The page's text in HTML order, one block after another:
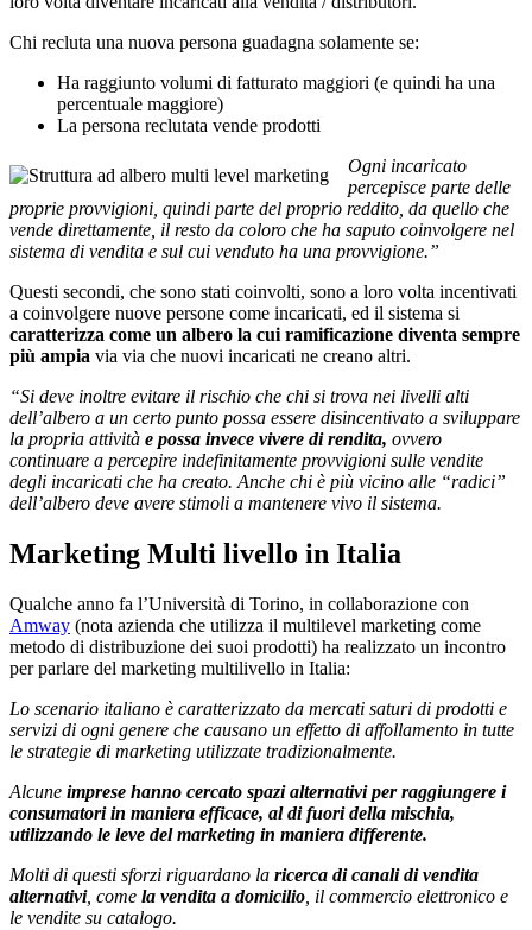
Chi recluta una nuova persona guadagna solamente se:
Ha raggiunto volumi di fatturato maggiori (e quindi ha una
percentuale maggiore)
La persona reclutata vende prodotti
Ogni incaricato
percepisce parte delle
proprie provvigioni, quindi parte del proprio reddito, da quello che
vende direttamente, il resto da coloro che ha saputo coinvolgere nel
sistema di vendita e sul cui venduto ha una provvigione.”
Questi secondi, che sono stati coinvolti, sono a loro volta incentivati
a coinvolgere nuove persone come incaricati, ed il sistema si
caratterizza come un albero la cui ramificazione diventa sempre
più ampia via via che nuovi incaricati ne creano altri.
“Si deve inoltre evitare il rischio che chi si trova nei livelli alti
dell’albero a un certo punto possa essere disincentivato a sviluppare
la propria attività e possa invece vivere di rendita, ovvero
continuare a percepire indefinitamente provvigioni sulle vendite
degli incaricati che ha creato. Anche chi è più vicino alle “radici”
dell’albero deve avere stimoli a mantenere vivo il sistema.
Marketing Multi livello in Italia
Qualche anno fa l’Università di Torino, in collaborazione con
Amway (nota azienda che utilizza il multilevel marketing come
metodo di distribuzione dei suoi prodotti) ha realizzato un incontro
per parlare del marketing multilivello in Italia:
Lo scenario italiano è caratterizzato da mercati saturi di prodotti e
servizi di ogni genere che causano un effetto di affollamento in tutte
le strategie di marketing utilizzate tradizionalmente.
Alcune imprese hanno cercato spazi alternativi per raggiungere i
consumatori in maniera efficace, al di fuori della mischia,
utilizzando le leve del marketing in maniera differente.
Molti di questi sforzi riguardano la ricerca di canali di vendita
alternativi, come la vendita a domicilio , il commercio elettronico e
le vendite su catalogo.